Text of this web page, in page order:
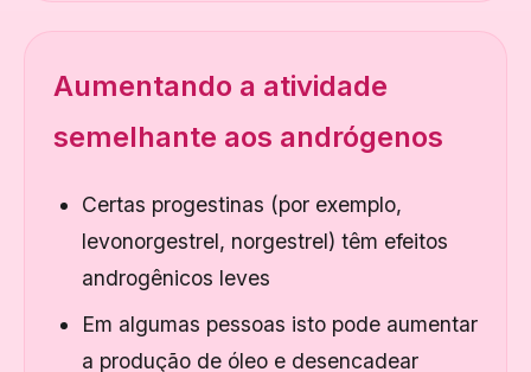
Aumentando a atividade
semelhante aos andrógenos
Certas progestinas (por exemplo,
levonorgestrel, norgestrel) têm efeitos
androgênicos leves
Em algumas pessoas isto pode aumentar
a produção de óleo e desencadear